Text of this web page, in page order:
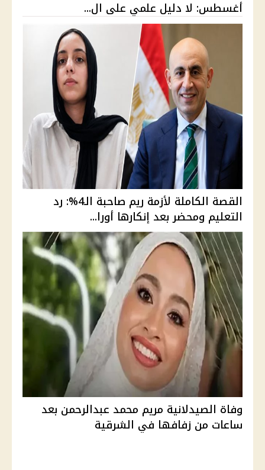
أغسطس: لا دليل علمي على ال...
القصة الكاملة لأزمة ريم صاحبة الـ4%: رد
التعليم ومحضر بعد إنكارها أورا...
وفاة الصيدلانية مريم محمد عبدالرحمن بعد
ساعات من زفافها في الشرقية